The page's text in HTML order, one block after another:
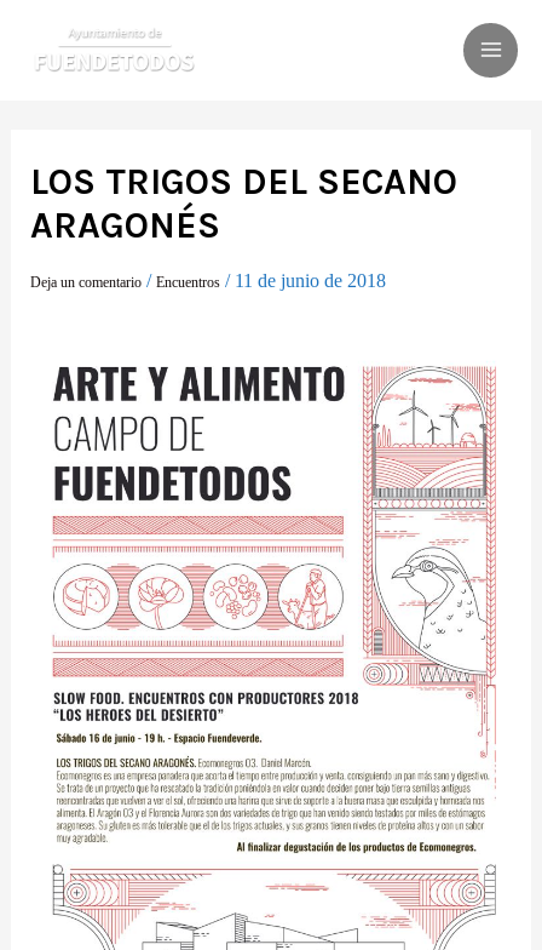
LOS TRIGOS DEL SECANO
ARAGONÉS
Deja un comentario /Encuentros / 11 de junio de 2018